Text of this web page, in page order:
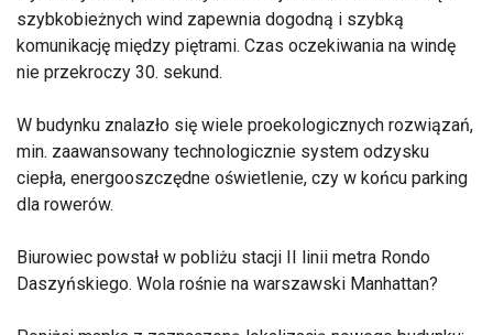
szybkobieżnych wind zapewnia dogodną i szybką
komunikację między piętrami. Czas oczekiwania na windę
nie przekroczy 30. sekund.
W budynku znalazło się wiele proekologicznych rozwiązań,
min. zaawansowany technologicznie system odzysku
ciepła, energooszczędne oświetlenie, czy w końcu parking
dla rowerów.
Biurowiec powstał w pobliżu stacji II linii metra Rondo
Daszyńskiego. Wola rośnie na warszawski Manhattan?